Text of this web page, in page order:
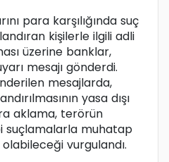
para karşılığında suç
kişilerle ilgili adli
üzerine banklar,
mesajı gönderdi.
mesajlarda,
yasa dışı
aklama, terörün
suçlamalarla muhatap
vurgulandı.